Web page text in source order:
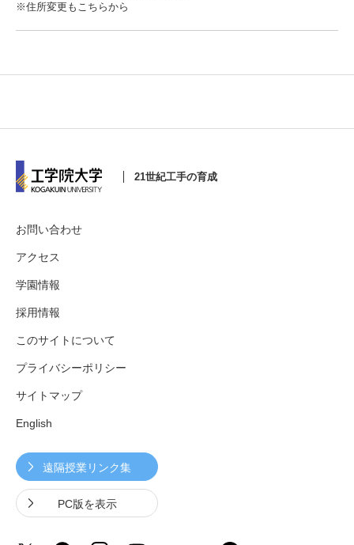
※住所変更もこちらから
21世紀工手の育成
お問い合わせ
アクセス
学園情報
採用情報
このサイトについて
プライバシーポリシー
サイトマップ
English
遠隔授業リンク集
PC版を表示